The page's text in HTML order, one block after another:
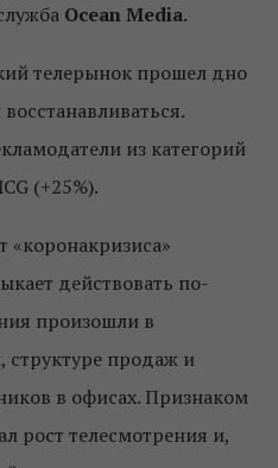
Ocean Media.
телерынок прошел дно
из категорий
(+25%).
«коронакризиса»
действовать по-
произошли в
продаж и
в офисах. Признаком
рост телесмотрения и,